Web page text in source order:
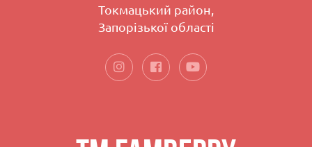
Токмацький район,
Запорізької області